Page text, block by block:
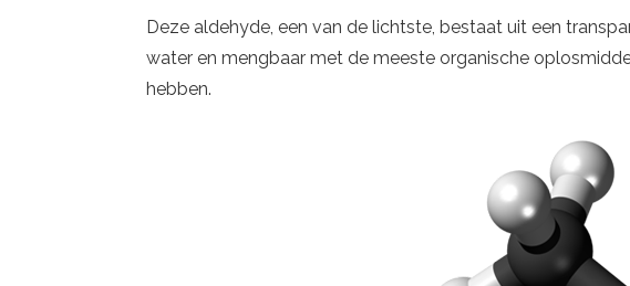
Deze aldehyde, een van de lichtste, bestaat uit een
water en mengbaar met de meeste organische
hebben.